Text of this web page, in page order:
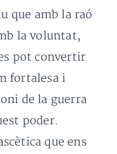
que amb la raó
la voluntat,
pot convertir
fortalesa i
de la guerra
poder.
que ens